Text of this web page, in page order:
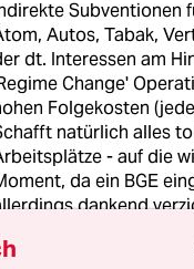
Subventionen
Autos, Tabak,
dt. Interessen am
Change'
Folgekosten
natürlich alles
- auf die
da ein BGE
dankend